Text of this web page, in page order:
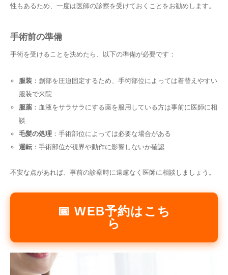
性もあるため、一度は医師の診察を受けておくことをお勧めします。
手術前の準備
手術を受けることを決めたら、以下の準備が必要です：
服装：創部を圧迫固定するため、手術部位によっては着替えやすい
服装で来院
服薬：血液をサラサラにする薬を服用している方は事前に医師に相
談
毛髪の処理：手術部位によっては必要な場合がある
運転：手術部位が視界や動作に影響しないか確認
不安な点があれば、事前の診察時に遠慮なく医師に相談しましょう。
📅 WEB予約はこち
ら